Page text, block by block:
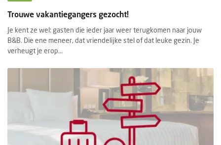
Trouwe vakantiegangers gezocht!
Je kent ze wel: gasten die ieder jaar weer terugkomen naar jouw
B&B. Die ene meneer, dat vriendelijke stel of dat leuke gezin. Je
verheugt je erop...